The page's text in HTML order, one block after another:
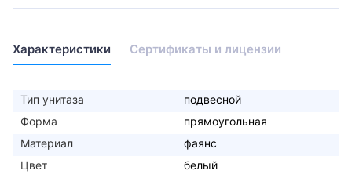
Характеристики Сертификаты и лицензии
Тип унитаза
подвесной
Форма
прямоугольная
Материал
фаянс
Цвет
белый